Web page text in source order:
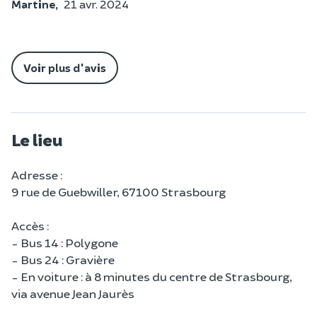
Martine, 21 avr. 2024
Voir plus d'avis
Le lieu
Adresse :
9 rue de Guebwiller, 67100 Strasbourg
Accès :
- Bus 14 : Polygone
- Bus 24 : Gravière
- En voiture : à 8 minutes du centre de Strasbourg,
via avenue Jean Jaurès